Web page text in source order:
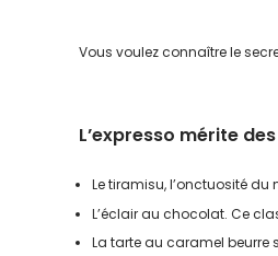
Vous voulez connaître le
L’expresso mérite
Le tiramisu, l’onctuosité
L’éclair au chocolat. Ce
La tarte au caramel beurre